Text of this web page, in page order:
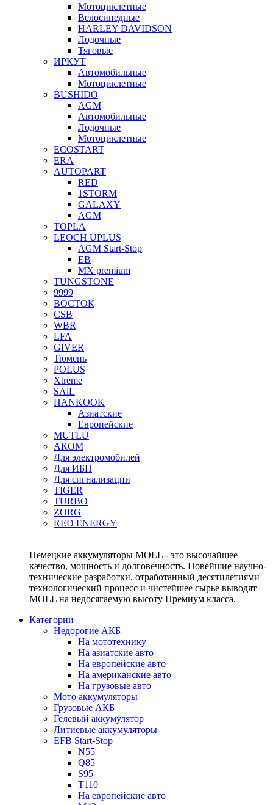
Мотоциклетные
Велосипедные
HARLEY DAVIDSON
Лодочные
Тяговые
ИРКУТ
Автомобильные
Мотоциклетные
BUSHIDO
AGM
Автомобильные
Лодочные
Мотоциклетные
ECOSTART
ERA
AUTOPART
RED
1STORM
GALAXY
AGM
TOPLA
LEOCH UPLUS
AGM Start-Stop
EB
MX premium
TUNGSTONE
9999
ВОСТОК
CSB
WBR
LFA
GIVER
Тюмень
POLUS
Xtreme
SAiL
HANKOOK
Азиатские
Европейские
MUTLU
АКОМ
Для электромобилей
Для ИБП
Для сигнализации
TIGER
TURBO
ZORG
RED ENERGY
Немецкие аккумуляторы MOLL - это высочайшее
качество, мощность и долговечность. Новейшие научно-
технические разработки, отработанный десятилетиями
технологический процесс и чистейшее сырье выводят
MOLL на недосягаемую высоту Премиум класса.
Категории
Недорогие АКБ
На мототехнику
На азиатские авто
На европейские авто
На американские авто
На грузовые авто
Мото аккумуляторы
Грузовые АКБ
Гелевый аккумулятор
Литиевые аккумуляторы
EFB Start-Stop
N55
Q85
S95
T110
На европейские авто